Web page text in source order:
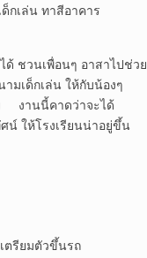
กเล่น ทาสีอาคาร
วนเพื่อนๆ อาสาไปช่วย
มเด็กเล่น ให้กับน้องๆ
งานนี้คาดว่าจะได้
ให้โรงเรียนน่าอยู่ขึ้น
ตรียมตัวขึ้นรถ